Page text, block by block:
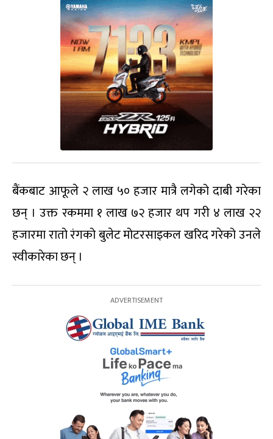
बैंकबाट आफूले २ लाख ५० हजार मात्रै लगेको दाबी गरेका
छन् । उक्त रकममा १ लाख ७२ हजार थप गरी ४ लाख २२
हजारमा रातो रंगको बुलेट मोटरसाइकल खरिद गरेको उनले
स्वीकारेका छन् ।